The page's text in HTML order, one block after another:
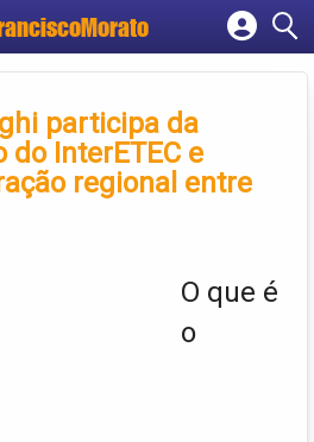
Cadastrar empresa
Criar conta
participa da
InterETEC e
regional entre
O que é
o